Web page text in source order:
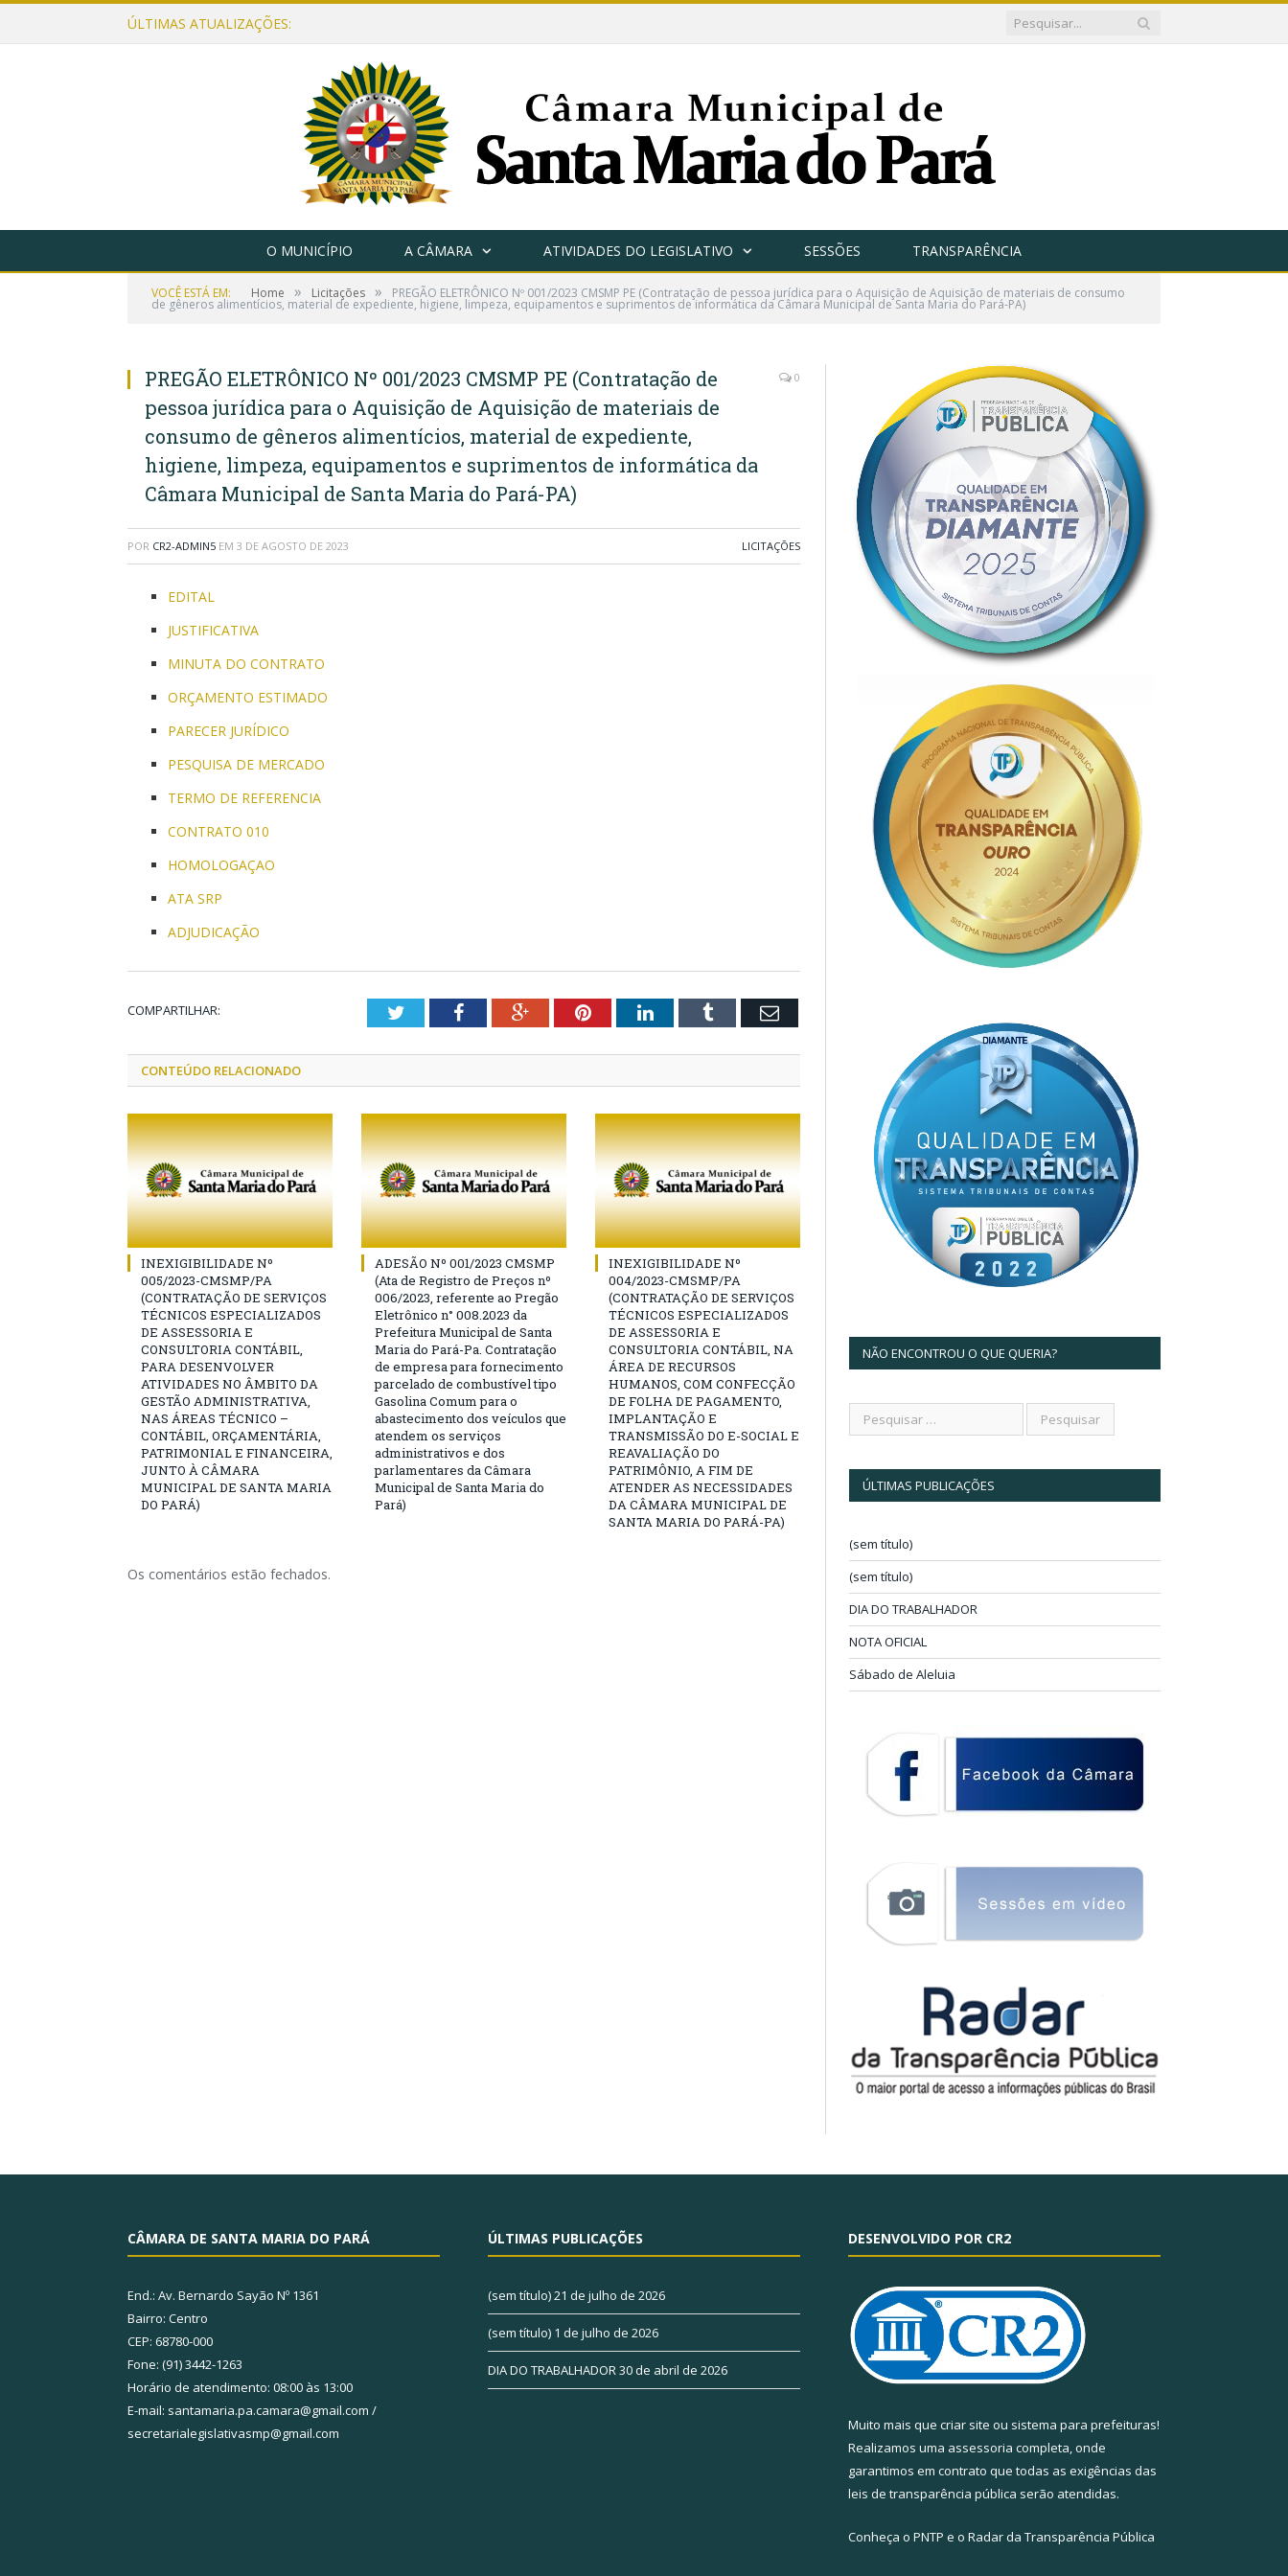
ÚLTIMAS ATUALIZAÇÕES:
O MUNICÍPIO A CÂMARA ATIVIDADES DO LEGISLATIVO SESSÕES TRANSPARÊNCIA
VOCÊ ESTÁ EM: Home » Licitações » PREGÃO ELETRÔNICO Nº 001/2023 CMSMP PE (Contratação de pessoa jurídica para o Aquisição de Aquisição de materiais de consumo
de gêneros alimentícios, material de expediente, higiene, limpeza, equipamentos e suprimentos de informática da Câmara Municipal de Santa Maria do Pará-PA)
PREGÃO ELETRÔNICO Nº 001/2023 CMSMP PE (Contratação de
pessoa jurídica para o Aquisição de Aquisição de materiais de
consumo de gêneros alimentícios, material de expediente,
higiene, limpeza, equipamentos e suprimentos de informática da
Câmara Municipal de Santa Maria do Pará-PA)
0
POR CR2-ADMIN5 EM 3 DE AGOSTO DE 2023 LICITAÇÕES
EDITAL
JUSTIFICATIVA
MINUTA DO CONTRATO
ORÇAMENTO ESTIMADO
PARECER JURÍDICO
PESQUISA DE MERCADO
TERMO DE REFERENCIA
CONTRATO 010
HOMOLOGAÇAO
ATA SRP
ADJUDICAÇÃO
COMPARTILHAR: TwitterFacebookGoogle+PinterestLinkedInTumblr Email
CONTEÚDO RELACIONADO
INEXIGIBILIDADE Nº
005/2023-CMSMP/PA
(CONTRATAÇÃO DE SERVIÇOS
TÉCNICOS ESPECIALIZADOS
DE ASSESSORIA E
CONSULTORIA CONTÁBIL,
PARA DESENVOLVER
ATIVIDADES NO ÂMBITO DA
GESTÃO ADMINISTRATIVA,
NAS ÁREAS TÉCNICO –
CONTÁBIL, ORÇAMENTÁRIA,
PATRIMONIAL E FINANCEIRA,
JUNTO À CÂMARA
MUNICIPAL DE SANTA MARIA
DO PARÁ)
ADESÃO Nº 001/2023 CMSMP
(Ata de Registro de Preços nº
006/2023, referente ao Pregão
Eletrônico n° 008.2023 da
Prefeitura Municipal de Santa
Maria do Pará-Pa. Contratação
de empresa para fornecimento
parcelado de combustível tipo
Gasolina Comum para o
abastecimento dos veículos que
atendem os serviços
administrativos e dos
parlamentares da Câmara
Municipal de Santa Maria do
Pará)
INEXIGIBILIDADE Nº
004/2023-CMSMP/PA
(CONTRATAÇÃO DE SERVIÇOS
TÉCNICOS ESPECIALIZADOS
DE ASSESSORIA E
CONSULTORIA CONTÁBIL, NA
ÁREA DE RECURSOS
HUMANOS, COM CONFECÇÃO
DE FOLHA DE PAGAMENTO,
IMPLANTAÇÃO E
TRANSMISSÃO DO E-SOCIAL E
REAVALIAÇÃO DO
PATRIMÔNIO, A FIM DE
ATENDER AS NECESSIDADES
DA CÂMARA MUNICIPAL DE
SANTA MARIA DO PARÁ-PA)
Os comentários estão fechados.
NÃO ENCONTROU O QUE QUERIA?
ÚLTIMAS PUBLICAÇÕES
(sem título)
(sem título)
DIA DO TRABALHADOR
NOTA OFICIAL
Sábado de Aleluia
CÂMARA DE SANTA MARIA DO PARÁ
End.: Av. Bernardo Sayão Nº 1361
Bairro: Centro
CEP: 68780-000
Fone: (91) 3442-1263
Horário de atendimento: 08:00 às 13:00
E-mail: santamaria.pa.camara@gmail.com /
secretarialegislativasmp@gmail.com
ÚLTIMAS PUBLICAÇÕES
(sem título)21 de julho de 2026
(sem título) 1 de julho de 2026
DIA DO TRABALHADOR30 de abril de 2026
DESENVOLVIDO POR CR2
Muito mais que criar site ou sistema para prefeituras!
Realizamos uma assessoria completa, onde
garantimos em contrato que todas as exigências das
leis de transparência pública serão atendidas.
Conheça o PNTP e o Radar da Transparência Pública